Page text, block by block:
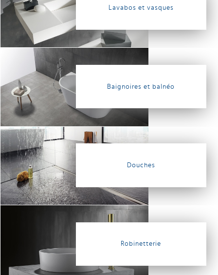
Lavabos et vasques
Baignoires et balnéo
Douches
Robinetterie